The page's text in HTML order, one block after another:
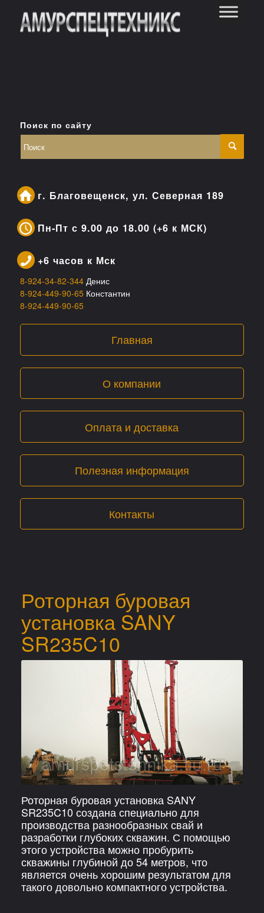
Поиск по сайту
г. Благовещенск, ул. Северная 189
Пн-Пт с 9.00 до 18.00 (+6 к МСК)
+6 часов к Мск
8-924-34-82-344 Денис
8-924-449-90-65 Константин
8-924-449-90-65
Главная
О компании
Оплата и доставка
Полезная информация
Контакты
Роторная буровая
установка SANY
SR235C10
Роторная буровая установка SANY
SR235C10 создана специально для
производства разнообразных свай и
разработки глубоких скважин. С помощью
этого устройства можно пробурить
скважины глубиной до 54 метров, что
является очень хорошим результатом для
такого довольно компактного устройства.